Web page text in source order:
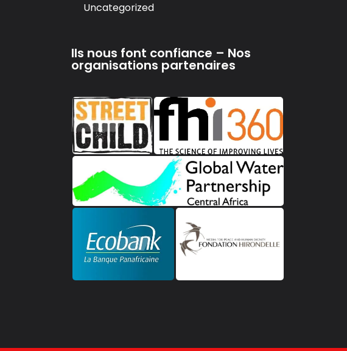
Uncategorized
Ils nous font confiance – Nos
organisations partenaires